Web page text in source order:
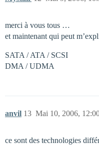
merci à vous tous …
et maintenant qui peut
SATA / ATA / SCSI
DMA / UDMA
anvil Mai 10, 2006,
13
ce sont des technologies